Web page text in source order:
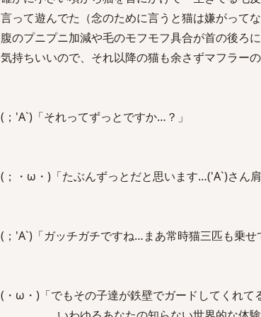
言って遊んでた（念のために言うと猫は嫌がってな
腹のプニプニ加減や毛のモフモフ具合が首の後ろ
気持ちいいので、それ以降の猫も余さずマフラー
(；'A`)「それってずっとですか…？」
(；・ω・)「たぶんずっとだと思います…('A`)さん
(；'A`)「ガッチガチですね…まあ常時猫三匹も乗せ
(・ω・)「でもその子達が鉄壁でガードしてくれて